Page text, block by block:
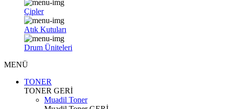
Çipler
Atık Kutuları
Drum Üniteleri
MENÜ
TONER
TONER GERİ
Muadil Toner